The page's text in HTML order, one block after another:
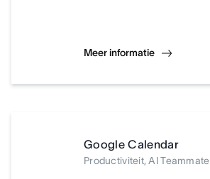
Meer informatie
Google Calendar
Productiviteit, AI Teammate